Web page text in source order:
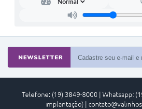
NEWSLETTER
Telefone: (19) 3849-8000 | Whatsapp:
implantação) |